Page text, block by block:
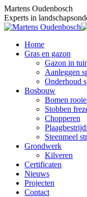
Skip
to
content
Martens Oudenbosch
Experts in
Home
Gras en gazon
Gazon in
Aanleggen
Onderhoud
Bosbouw
Bomen
Stobben
Chopperen
Steenmeel
Grondwerk
Kilveren
Certificaten
Nieuws
Projecten
Contact